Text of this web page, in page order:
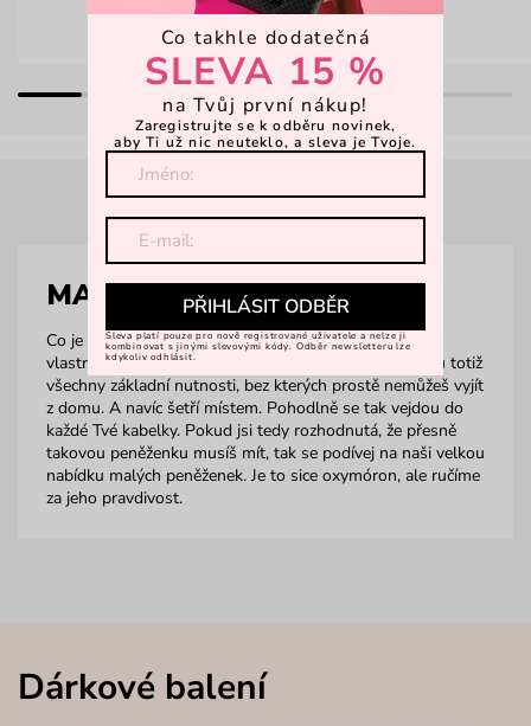
MALÉ PENĚŽENKY
Co je malé, to je milé a…taky praktické. Výčet těchto
vlastností je jako ušitý pro malé peněženky. Obsáhnou totiž
všechny základní nutnosti, bez kterých prostě nemůžeš vyjít
z domu. A navíc šetří místem. Pohodlně se tak vejdou do
každé Tvé kabelky. Pokud jsi tedy rozhodnutá, že přesně
takovou peněženku musíš mít, tak se podívej na naši velkou
nabídku malých peněženek. Je to sice oxymóron, ale ručíme
za jeho pravdivost.
Dárkové balení
Co takhle dodatečná
SLEVA 15 %
na Tvůj první nákup!
Zaregistrujte se k odběru novinek,
aby Ti už nic neuteklo, a sleva je Tvoje.
PŘIHLÁSIT ODBĚR
Sleva platí pouze pro nově registrované uživatele a nelze ji
kombinovat s jinými slevovými kódy. Odběr newsletteru lze
kdykoliv odhlásit.